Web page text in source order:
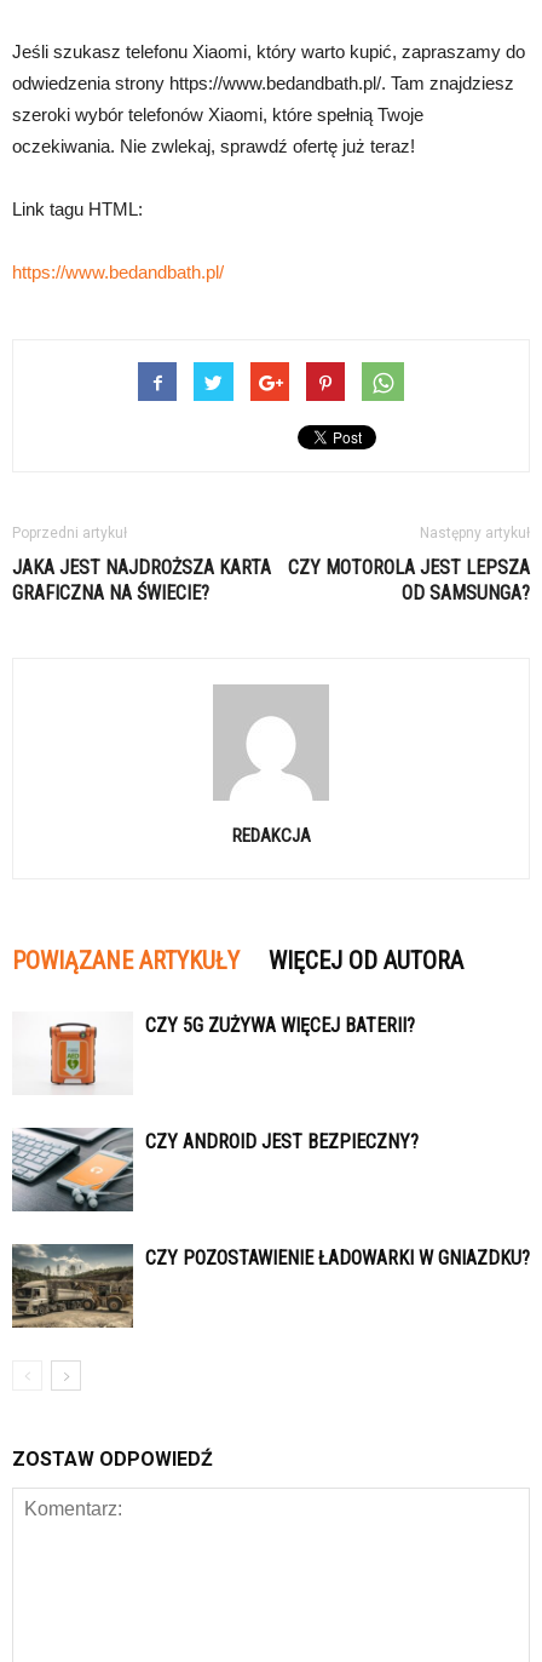
Jeśli szukasz telefonu Xiaomi, który warto kupić, zapraszamy do
odwiedzenia strony https://www.bedandbath.pl/. Tam znajdziesz
szeroki wybór telefonów Xiaomi, które spełnią Twoje
oczekiwania. Nie zwlekaj, sprawdź ofertę już teraz!
Link tagu HTML:
https://www.bedandbath.pl/
Poprzedni artykuł
JAKA JEST NAJDROŻSZA KARTA
GRAFICZNA NA ŚWIECIE?
Następny artykuł
CZY MOTOROLA JEST LEPSZA
OD SAMSUNGA?
REDAKCJA
POWIĄZANE ARTYKUŁY WIĘCEJ OD AUTORA
CZY 5G ZUŻYWA WIĘCEJ BATERII?
CZY ANDROID JEST BEZPIECZNY?
CZY POZOSTAWIENIE ŁADOWARKI W GNIAZDKU?
ZOSTAW ODPOWIEDŹ